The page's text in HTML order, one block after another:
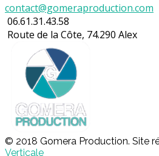
contact@gomeraproduction.com
06.61.31.43.58
Route de la Côte, 74.290 Alex
© 2018 Gomera Production. Site
Verticale